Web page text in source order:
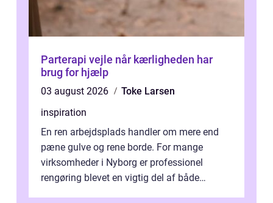
Parterapi vejle når kærligheden har
brug for hjælp
03 august 2026
Toke Larsen
inspiration
En ren arbejdsplads handler om mere end
pæne gulve og rene borde. For mange
virksomheder i Nyborg er professionel
rengøring blevet en vigtig del af både